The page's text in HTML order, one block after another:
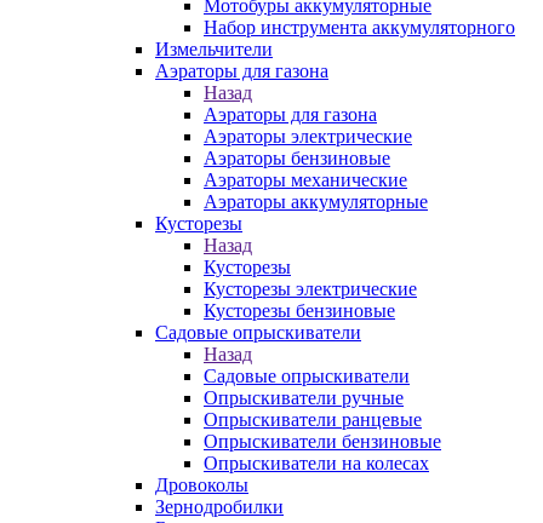
Мотобуры аккумуляторные
Набор инструмента аккумуляторного
Измельчители
Аэраторы для газона
Назад
Аэраторы для газона
Аэраторы электрические
Аэраторы бензиновые
Аэраторы механические
Аэраторы аккумуляторные
Кусторезы
Назад
Кусторезы
Кусторезы электрические
Кусторезы бензиновые
Садовые опрыскиватели
Назад
Садовые опрыскиватели
Опрыскиватели ручные
Опрыскиватели ранцевые
Опрыскиватели бензиновые
Опрыскиватели на колесах
Дровоколы
Зернодробилки